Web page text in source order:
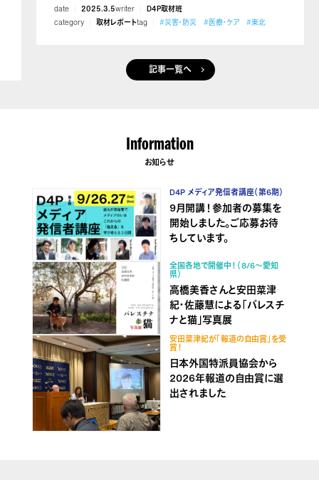
date 2025.3.5writer
D4P取材班
category
取材レポートtag #災害・防災 #医療・ケア #東北
記事一覧へ
Information
お知らせ
D4P メディア発信者講座（第6期）
9月開講！参加者の募集を
開始しました。ご応募お待
ちしています。
全国各地で開催中！（8/6～愛知
県）
高橋美香さんと安田菜津
紀・佐藤慧による「パレスチ
ナと猫」写真展
安田菜津紀が「報道の自由賞」を受
賞！
日本外国特派員協会から
2026年報道の自由賞に選
出されました